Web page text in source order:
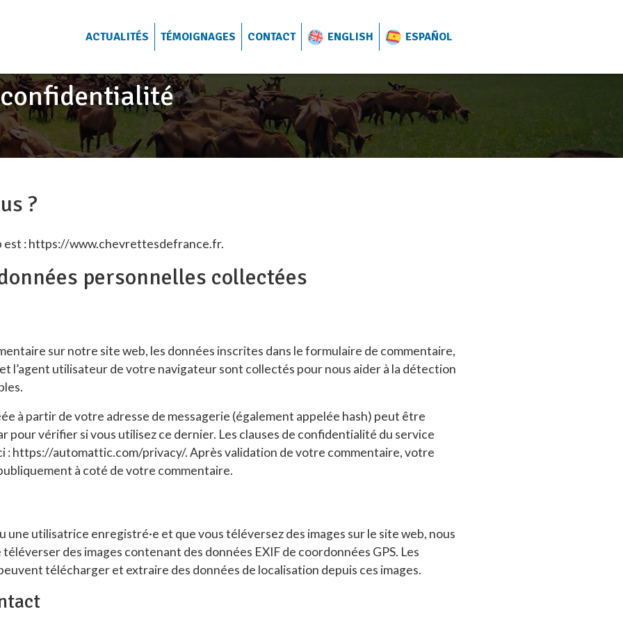
ACTUALITÉS TÉMOIGNAGES CONTACT ENGLISH ESPAÑOL
?
est : https://www.chevrettesdefrance.fr.
personnelles collectées
sur notre site web, les données inscrites dans le formulaire de commentaire,
l’agent utilisateur de votre navigateur sont collectés pour nous aider à la détection
à partir de votre adresse de messagerie (également appelée hash) peut être
pour vérifier si vous utilisez ce dernier. Les clauses de confidentialité du service
: https://automattic.com/privacy/. Après validation de votre commentaire, votre
à coté de votre commentaire.
une utilisatrice enregistré·e et que vous téléversez des images sur le site web, nous
des images contenant des données EXIF de coordonnées GPS. Les
télécharger et extraire des données de localisation depuis ces images.